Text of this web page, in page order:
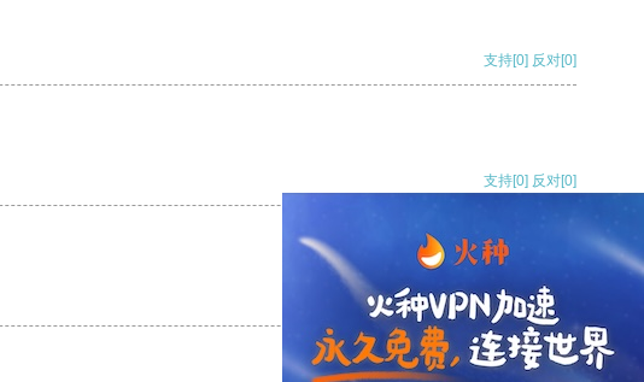
支持[0] 反对[0]
支持[0] 反对[0]
支持[0] 反对